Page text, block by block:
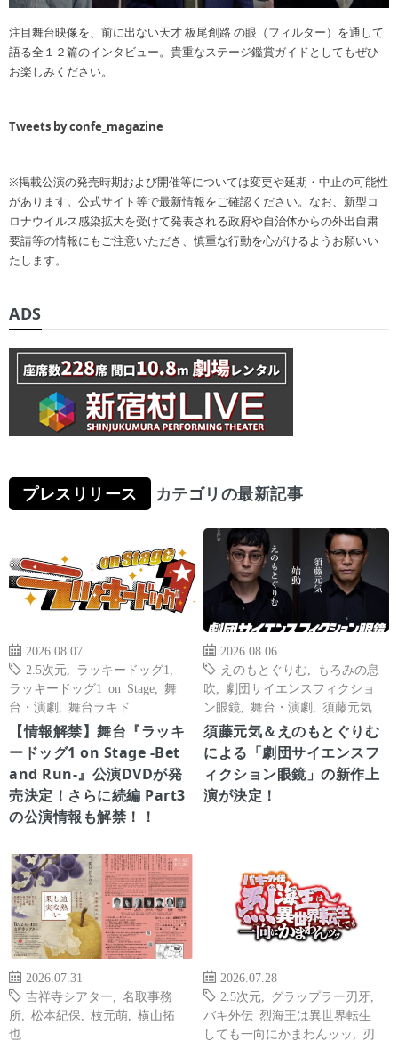
注目舞台映像を、前に出ない天才 板尾創路 の眼（フィルター）を通して
語る全１２篇のインタビュー。貴重なステージ鑑賞ガイドとしてもぜひ
お楽しみください。
Tweets by confe_magazine
※掲載公演の発売時期および開催等については変更や延期・中止の可能性
があります。公式サイト等で最新情報をご確認ください。なお、新型コ
ロナウイルス感染拡大を受けて発表される政府や自治体からの外出自粛
要請等の情報にもご注意いただき、慎重な行動を心がけるようお願いい
たします。
ADS
プレスリリース カテゴリの最新記事
2026.08.07
2.5次元
ラッキードッグ1
ラッキードッグ1 on Stage
舞
台・演劇
舞台ラキド
【情報解禁】舞台『ラッキ
ードッグ1 on Stage -Bet
and Run-』公演DVDが発
売決定！さらに続編 Part3
の公演情報も解禁！！
2026.08.06
えのもとぐりむ
もろみの息
吹
劇団サイエンスフィクショ
ン眼鏡
舞台・演劇 須藤元気
須藤元気＆えのもとぐりむ
による「劇団サイエンスフ
ィクション眼鏡」の新作上
演が決定！
2026.07.31
吉祥寺シアター
名取事務
所
松本紀保 枝元萌
横山拓
也
2026.07.28
2.5次元
グラップラー刃牙
バキ外伝 烈海王は異世界転生
しても一向にかまわんッッ
刃